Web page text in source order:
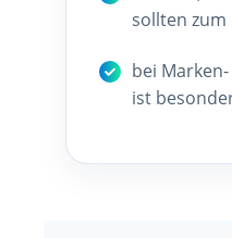
sollten zum
bei
ist